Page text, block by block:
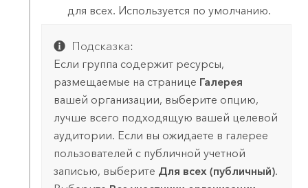
для всех. Используется по умолчанию.
Подсказка:
Если группа содержит ресурсы,
размещаемые на странице Галерея
вашей организации, выберите опцию,
лучше всего подходящую вашей целевой
аудитории. Если вы ожидаете в галерее
пользователей с публичной учетной
записью, выберите Для всех (публичный).